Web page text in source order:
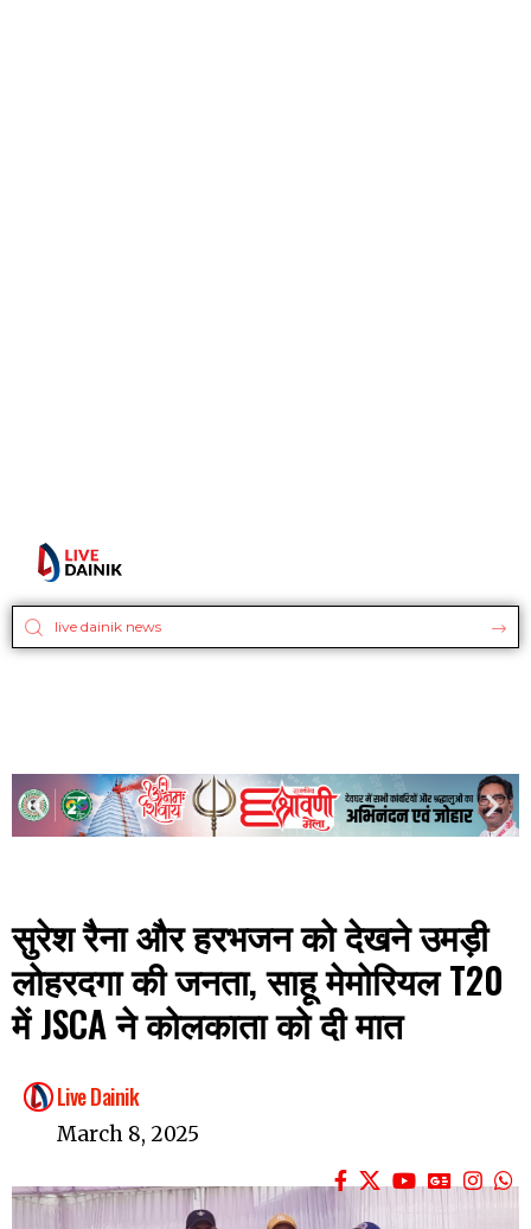
सुरेश रैना और हरभजन को देखने उमड़ी
लोहरदगा की जनता, साहू मेमोरियल T20
में JSCA ने कोलकाता को दी मात
Live Dainik
March 8, 2025